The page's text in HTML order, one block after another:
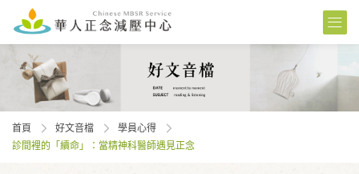
首頁 好文音檔
學員⼼得
診間裡的「續命」：當精神科醫師遇見正念